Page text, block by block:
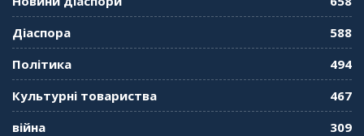
Діаспора
588
Політика
494
Культурні товариства
467
війна
309